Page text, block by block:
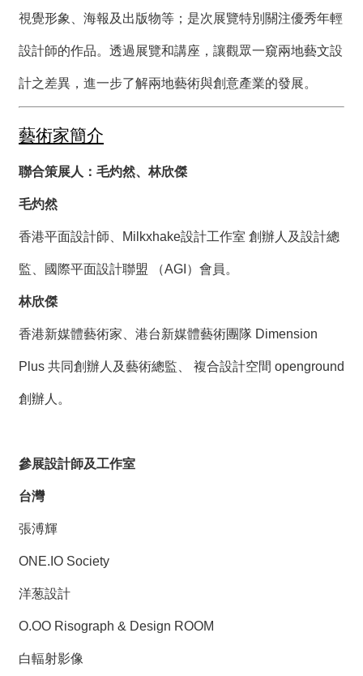
絡
們
導
視覺形象、海報及出版物等；是次展覽特別關注優秀年輕
設計師的作品。透過展覽和講座，讓觀眾一窺兩地藝文設
計之差異，進一步了解兩地藝術與創意產業的發展。
藝術家簡介
聯合策展人：毛灼然、林欣傑
毛灼然
香港平面設計師、Milkxhake設計工作室 創辦人及設計總
監、國際平面設計聯盟 （AGI）會員。
林欣傑
香港新媒體藝術家、港台新媒體藝術團隊 Dimension
Plus 共同創辦人及藝術總監、 複合設計空間 openground
創辦人。
參展設計師及工作室
台灣
張溥輝
ONE.IO Society
洋葱設計
O.OO Risograph & Design ROOM
白輻射影像